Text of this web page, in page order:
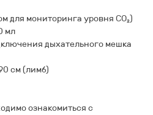
для мониторинга уровня СO₂)
мл
дыхательного мешка
см (лимб)
ознакомиться с